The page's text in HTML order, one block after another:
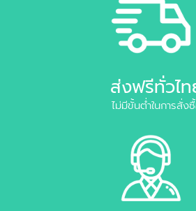
ส่งฟรีทั่วไ
ไม่มีขั้นต่ำในการสั่ง